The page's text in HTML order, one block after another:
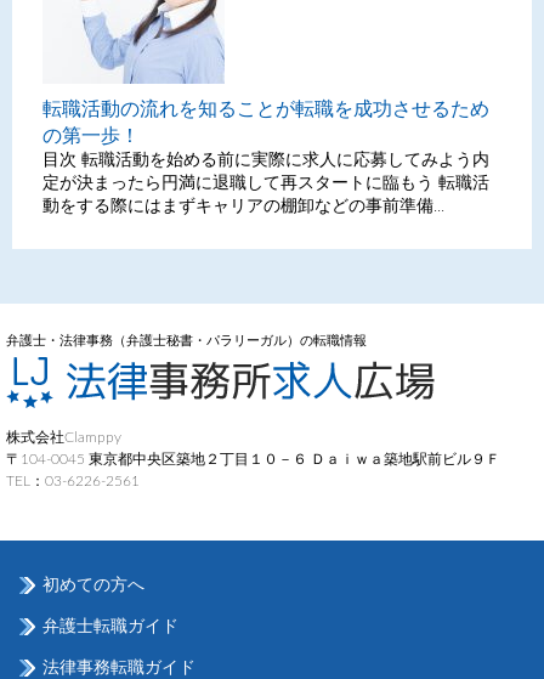
転職活動の流れを知ることが転職を成功させるため
の第一歩！
目次 転職活動を始める前に実際に求人に応募してみよう内
定が決まったら円満に退職して再スタートに臨もう 転職活
動をする際にはまずキャリアの棚卸などの事前準備...
弁護士・法律事務（弁護士秘書・パラリーガル）の転職情報
株式会社Clamppy
〒104-0045 東京都中央区築地２丁目１０－６ Ｄａｉｗａ築地駅前ビル９Ｆ
TEL：03-6226-2561
初めての方へ
弁護士転職ガイド
法律事務転職ガイド